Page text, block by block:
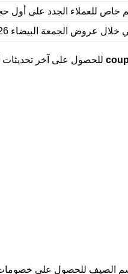
خاص للعملاء الجدد على أول
الجمعة البيضاء 2026 على جميع الحجوزات.
للحصول على آخر تحديثات
الصيف للحصول على خصومات